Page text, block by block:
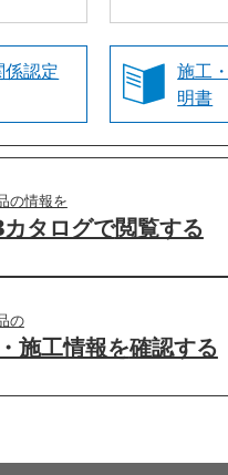
係認定
施工
明書
の情報を
タログで閲覧する
の
施工情報を確認する